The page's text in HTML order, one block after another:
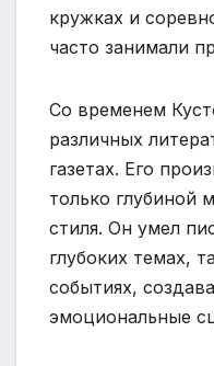
кружках и
часто занимали
Со временем
различных
газетах. Его
только глубиной
стиля. Он умел
глубоких темах,
событиях,
эмоциональные